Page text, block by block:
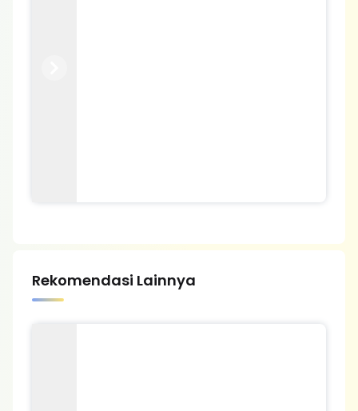
Rekomendasi Lainnya